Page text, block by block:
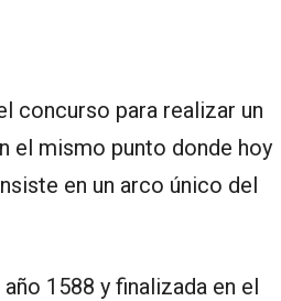
concurso para realizar un
el mismo punto donde hoy
en un arco único del
1588 y finalizada en el